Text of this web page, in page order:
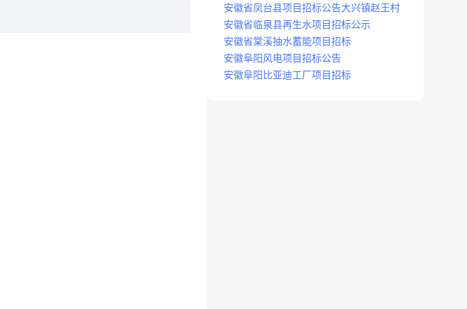
统建设项目招标
安徽省凤台县项目招标公告大兴镇赵王村
安徽省临泉县再生水项目招标公示
安徽省棠溪抽水蓄能项目招标
安徽阜阳风电项目招标公告
安徽阜阳比亚迪工厂项目招标